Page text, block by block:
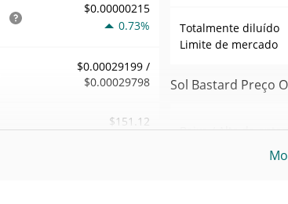
$0.00000215
0.73%
$0.00029199 /
$0.00029798
$151.12
Totalmente diluído
Limite de mercado
Sol Bastard Preço
Baixa / Alta de